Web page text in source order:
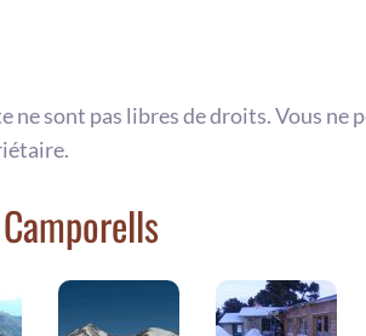
sont pas libres de droits. Vous ne